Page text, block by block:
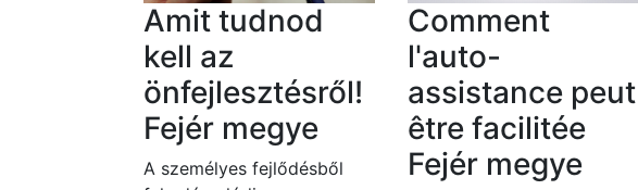
Amit tudnod
kell az
önfejlesztésről!
Fejér megye
A személyes fejlődésből
Comment
l'auto-
assistance peut
être facilitée
Fejér megye